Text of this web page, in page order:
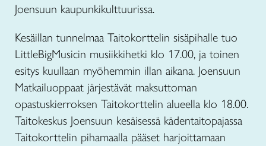
Joensuun kaupunkikulttuurissa.
Kesäillan tunnelmaa Taitokorttelin sisäpihalle tuo
LittleBigMusicin musiikkihetki klo 17.00, ja toinen
esitys kuullaan myöhemmin illan aikana. Joensuun
Matkailuoppaat järjestävät maksuttoman
opastuskierroksen Taitokorttelin alueella klo 18.00.
Taitokeskus Joensuun kesäisessä kädentaitopajassa
Taitokorttelin pihamaalla pääset harjoittamaan